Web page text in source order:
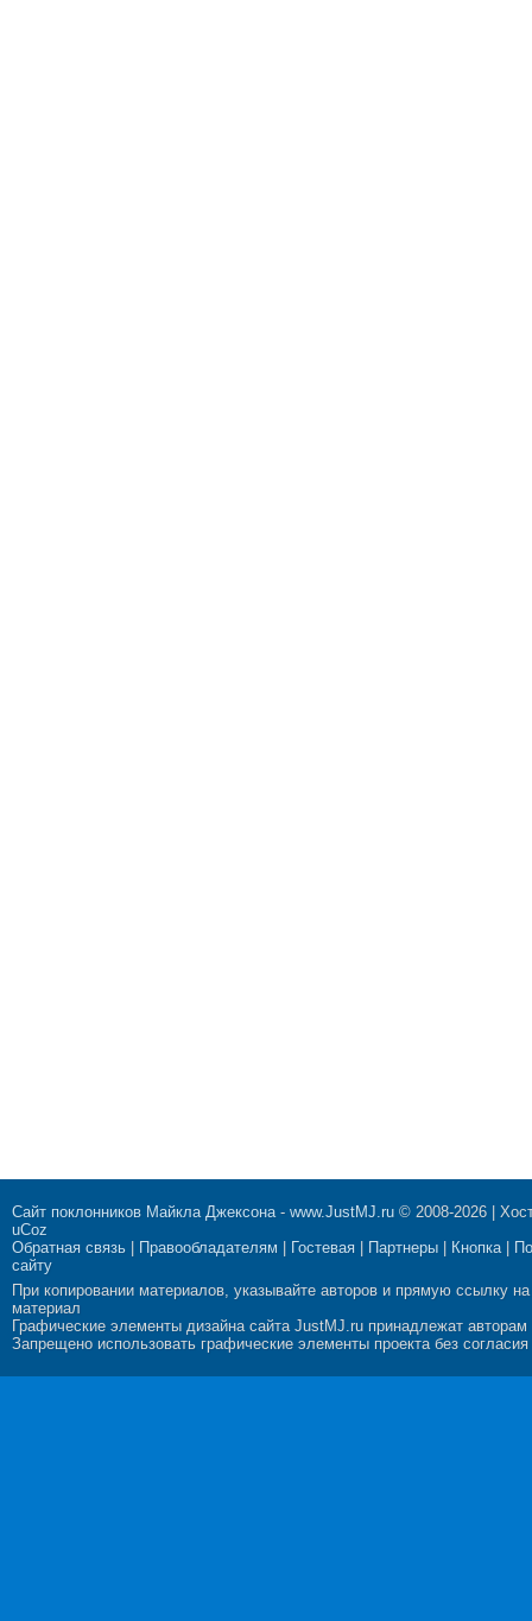
Сайт поклонников Майкла Джексона- www.JustMJ.ru © 2008-2026 |
uCoz
Обратная связь
Правообладателям Гостевая Партнеры Кнопка|
сайту
При копировании материалов, указывайте авторов и прямую ссылку на
материал
Графические элементы дизайна сайта JustMJ.ru принадлежат авторам
Запрещено использовать графические элементы проекта без согласия